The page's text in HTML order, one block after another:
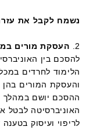
נשמח לקבל את
2. העסקת מורים
להסכם בין
הלימוד לחרדים
והעסקת המורים בהן
ההסכם יושם
האוניברסיטה לבטל
לריפוי ועיסוק